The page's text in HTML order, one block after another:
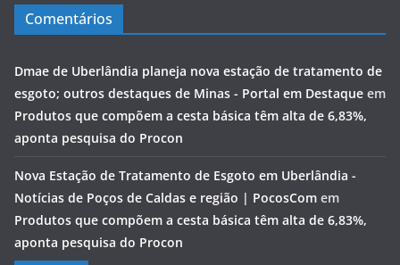
Comentários
Dmae de Uberlândia planeja nova estação de tratamento de
esgoto; outros destaques de Minas - Portal em Destaque em
Produtos que compõem a cesta básica têm alta de 6,83%,
aponta pesquisa do Procon
Nova Estação de Tratamento de Esgoto em Uberlândia -
Notícias de Poços de Caldas e região | PocosCom em
Produtos que compõem a cesta básica têm alta de 6,83%,
aponta pesquisa do Procon